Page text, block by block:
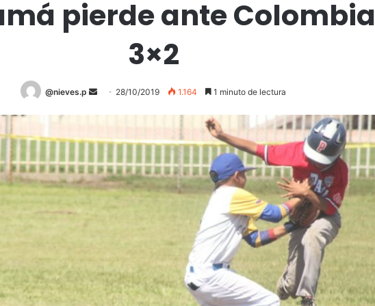
pierde ante Colombia
3×2
@nieves.p
d
n
e
28/10/2019 1.164 1 minuto de lectura